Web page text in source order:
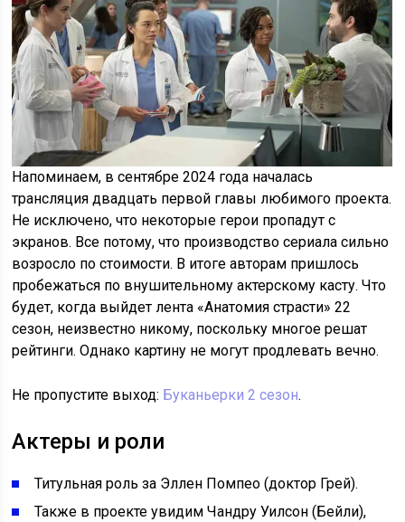
Напоминаем, в сентябре 2024 года началась
трансляция двадцать первой главы любимого проекта.
Не исключено, что некоторые герои пропадут с
экранов. Все потому, что производство сериала сильно
возросло по стоимости. В итоге авторам пришлось
пробежаться по внушительному актерскому касту. Что
будет, когда выйдет лента «Анатомия страсти» 22
сезон, неизвестно никому, поскольку многое решат
рейтинги. Однако картину не могут продлевать вечно.
Не пропустите выход: Буканьерки 2 сезон.
Актеры и роли
Титульная роль за Эллен Помпео (доктор Грей).
Также в проекте увидим Чандру Уилсон (Бейли),